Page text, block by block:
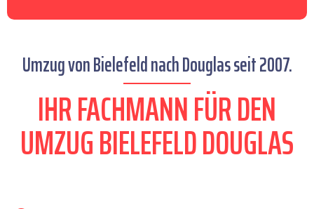
Umzug von Bielefeld nach Douglas seit 2007.
IHR FACHMANN FÜR DEN
UMZUG BIELEFELD DOUGLAS